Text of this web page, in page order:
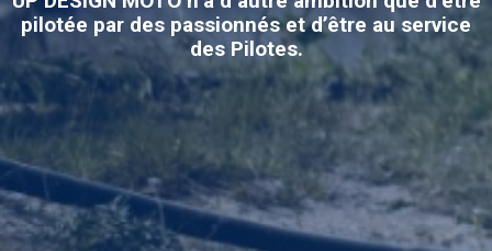
pilotée par des passionnés et d’être au service
des Pilotes.